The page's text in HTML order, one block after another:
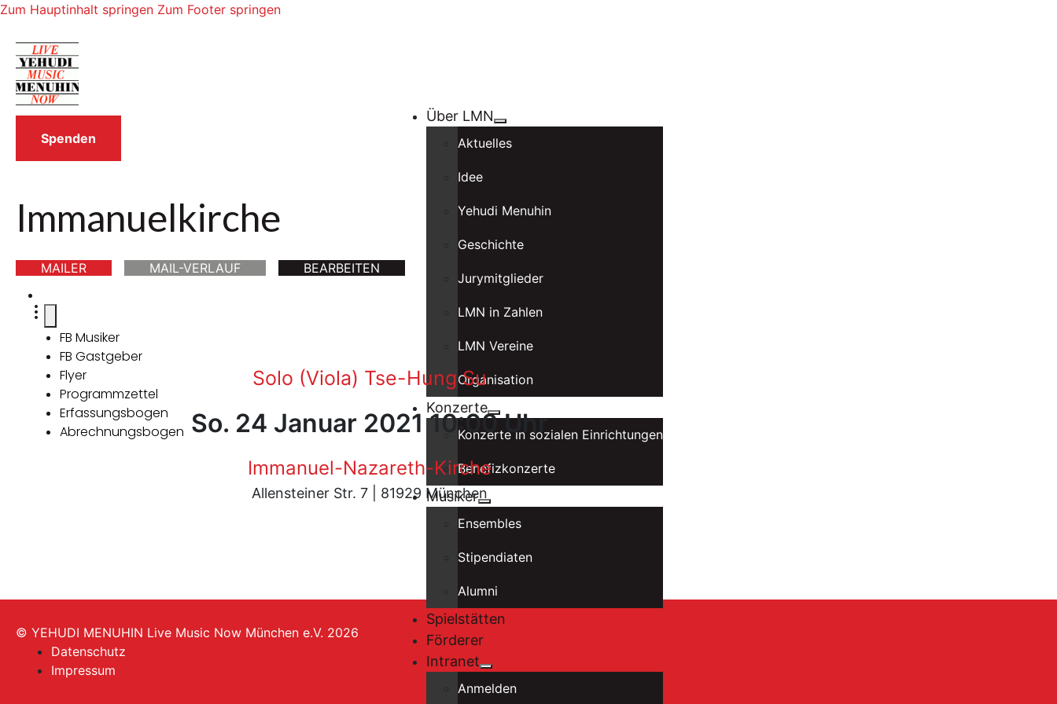
Zum Hauptinhalt springen Zum Footer springen
Über LMN
Aktuelles
Idee
Yehudi Menuhin
Geschichte
Jurymitglieder
LMN in Zahlen
LMN Vereine
Organisation
Konzerte
Konzerte in sozialen Einrichtungen
Benefizkonzerte
Musiker
Ensembles
Stipendiaten
Alumni
Spielstätten
Förderer
Intranet
Anmelden
Spenden
Immanuelkirche
MAILER MAIL-VERLAUF BEARBEITEN
FB Musiker
FB Gastgeber
Flyer
Programmzettel
Erfassungsbogen
Abrechnungsbogen
Solo (Viola) Tse-Hung Su
So. 24 Januar 2021 10:00 Uhr
Immanuel-Nazareth-Kirche
Allensteiner Str. 7 | 81929 München
© YEHUDI MENUHIN Live Music Now München e.V. 2026
Datenschutz
Impressum